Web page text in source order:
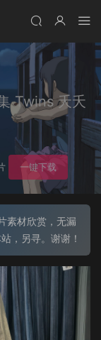
Twins 夭夭
一键下载
素材欣赏，无漏
，另寻。谢谢！